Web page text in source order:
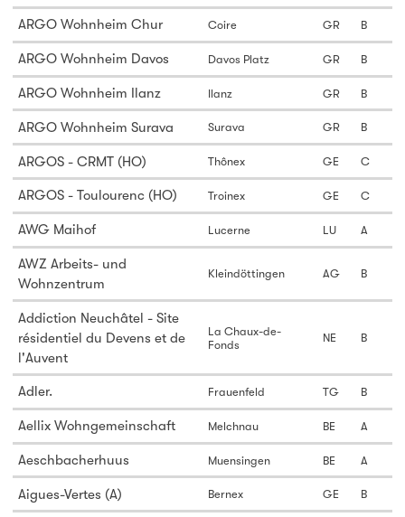
ARGO Wohnheim Chur Coire GR B
ARGO Wohnheim Davos Davos Platz GR B
ARGO Wohnheim Ilanz Ilanz GR B
ARGO Wohnheim Surava Surava GR B
ARGOS - CRMT (HO) Thônex GE C
ARGOS - Toulourenc (HO) Troinex GE C
AWG Maihof Lucerne LU A
AWZ Arbeits- und
Wohnzentrum
Kleindöttingen AG B
Addiction Neuchâtel - Site
résidentiel du Devens et de
l'Auvent
La Chaux-de-
Fonds
NE B
Adler. Frauenfeld TG B
Aellix Wohngemeinschaft Melchnau BE A
Aeschbacherhuus Muensingen BE A
Aigues-Vertes (A) Bernex GE B